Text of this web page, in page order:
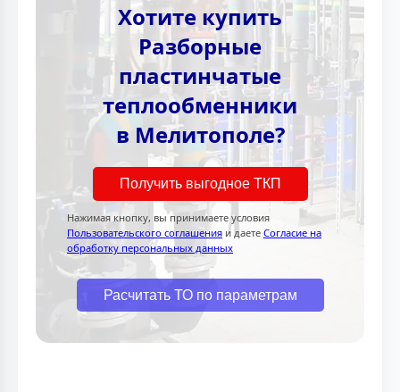
Хотите купить
Разборные
пластинчатые
теплообменники
в Мелитополе?
Получить выгодное ТКП
Нажимая кнопку, вы принимаете условия
Пользовательского соглашения и даете Согласие на
обработку персональных данных
Расчитать ТО по параметрам